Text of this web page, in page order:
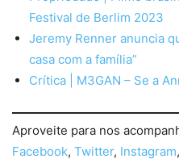
Festival de Berlim 2023
Jeremy Renner anuncia
casa com a família”
Crítica | M3GAN – Se a
Aproveite para nos
Facebook, Twitter, Instagram,